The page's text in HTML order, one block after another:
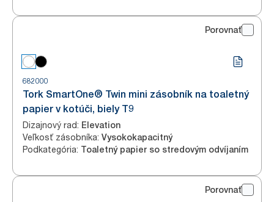
Porovnať
682000
Tork SmartOne® Twin mini zásobník na toaletný
papier v kotúči, biely T9
Dizajnový rad: Elevation
Veľkosť zásobníka: Vysokokapacitný
Podkategória: Toaletný papier so stredovým odvíjaním
Porovnať